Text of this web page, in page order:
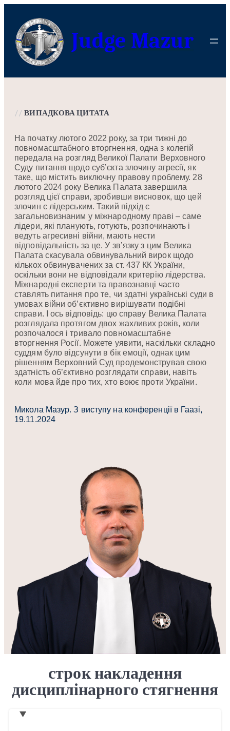
вмісту
Judge Mazur
// ВИПАДКОВА ЦИТАТА
На початку лютого 2022 року, за три тижні до
повномасштабного вторгнення, одна з колегій
передала на розгляд Великої Палати Верховного
Суду питання щодо суб’єкта злочину агресії, як
таке, що містить виключну правову проблему. 28
лютого 2024 року Велика Палата завершила
розгляд цієї справи, зробивши висновок, що цей
злочин є лідерським. Такий підхід є
загальновизнаним у міжнародному праві – саме
лідери, які планують, готують, розпочинають і
ведуть агресивні війни, мають нести
відповідальність за це. У зв’язку з цим Велика
Палата скасувала обвинувальний вирок щодо
кількох обвинувачених за ст. 437 КК України,
оскільки вони не відповідали критерію лідерства.
Міжнародні експерти та правознавці часто
ставлять питання про те, чи здатні українські суди в
умовах війни об’єктивно вирішувати подібні
справи. І ось відповідь: цю справу Велика Палата
розглядала протягом двох жахливих років, коли
розпочалося і тривало повномасштабне
вторгнення Росії. Можете уявити, наскільки складно
суддям було відсунути в бік емоції, однак цим
рішенням Верховний Суд продемонстрував свою
здатність об’єктивно розглядати справи, навіть
коли мова йде про тих, хто воює проти України.
Микола Мазур. З виступу на конференції в Гаазі,
19.11.2024
строк накладення
дисциплінарного стягнення